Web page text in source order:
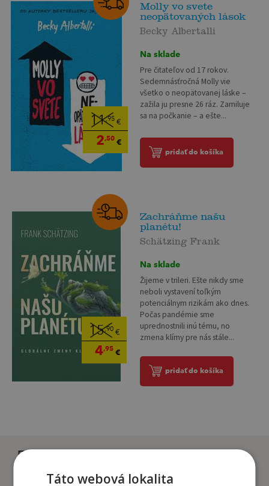
11,95 €
2,50 €
Molly vo svete
neopätovaných lások
Becky Albertalli
Na sklade
Pre čitateľov od 17 rokov.
Sedemnásťročná Molly vie
všetko o neopätovanej láske –
zažila ju presne 26 ráz. Zamiluje
sa na počkanie – a ešte...
pridať do košíka
15,90 €
4,95 €
Zachráňme našu
planétu!
Schätzing Frank
Na sklade
Žijeme v trileri. Ešte nikdy sme
neboli vystavení toľkým
potenciálnym rizikám ako dnes.
Počas pandémie sme
uprednostnili inú tému, no
zmena klímy pre nás stále...
pridať do košíka
Zákazníci, ktorí si kúpili
tento titul si tiež kúpili
Táto webová lokalita